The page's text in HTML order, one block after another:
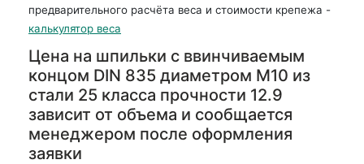
предварительного расчёта веса и стоимости крепежа -
калькулятор веса
Цена на шпильки с ввинчиваемым
концом DIN 835 диаметром М10 из
стали 25 класса прочности 12.9
зависит от объема и сообщается
менеджером после оформления
заявки